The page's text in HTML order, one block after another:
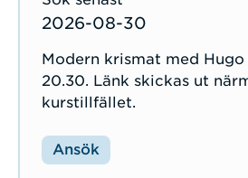
2026-08-30
Modern krismat med
20.30. Länk skickas ut
kurstillfället.
Ansök